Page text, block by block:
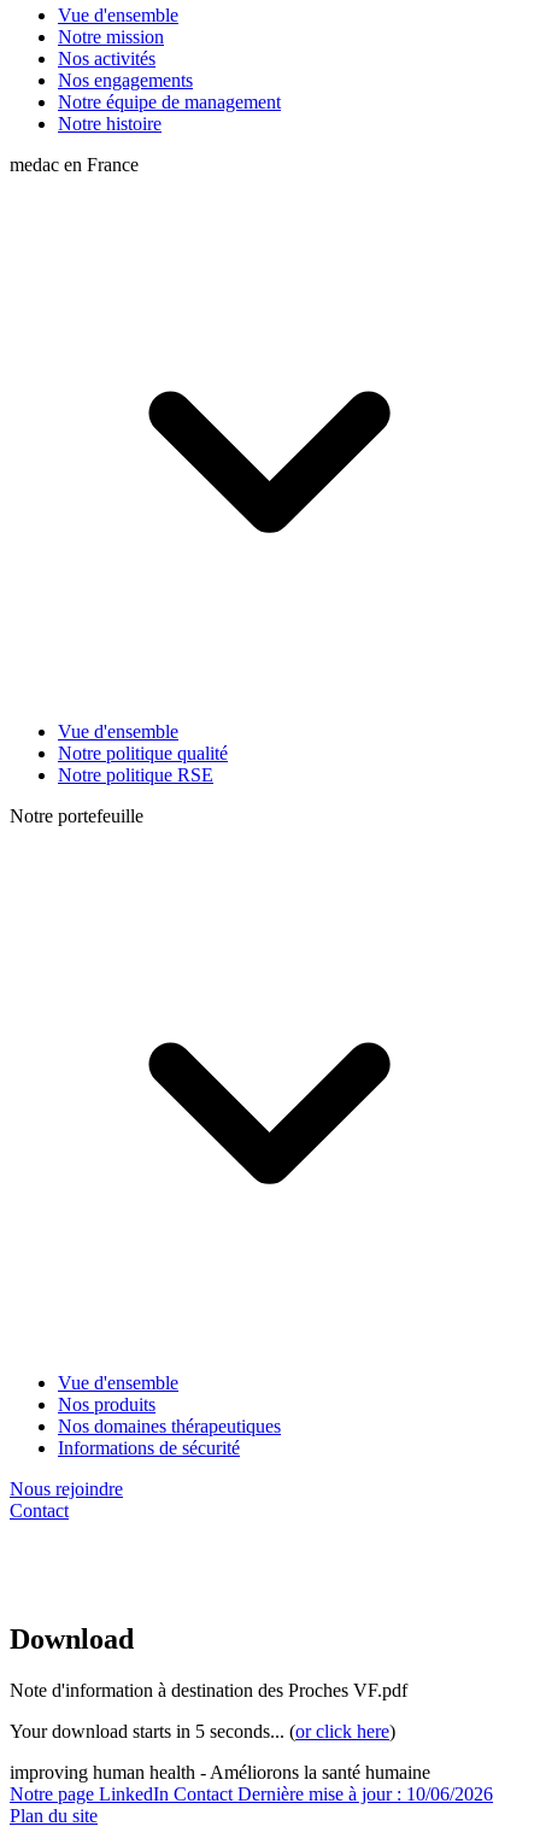
Vue d'ensemble
Notre mission
Nos activités
Nos engagements
Notre équipe de management
Notre histoire
medac en France
Vue d'ensemble
Notre politique qualité
Notre politique RSE
Notre portefeuille
Vue d'ensemble
Nos produits
Nos domaines thérapeutiques
Informations de sécurité
Nous rejoindre
Contact
Download
Note d'information à destination des Proches VF.pdf
Your download starts in 5 seconds... (or click here)
improving human health - Améliorons la santé humaine
Notre page LinkedIn Contact Dernière mise à jour : 10/06/2026
Plan du site